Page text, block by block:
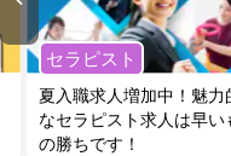
セラピスト
夏入職求人増加中！魅力
なセラピスト求人は早い
の勝ちです！